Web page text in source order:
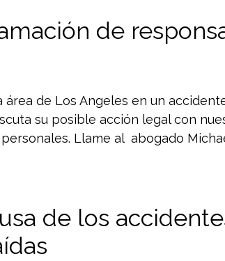
de
área de Los Angeles en un
su posible acción legal con
Llame al abogado
de los